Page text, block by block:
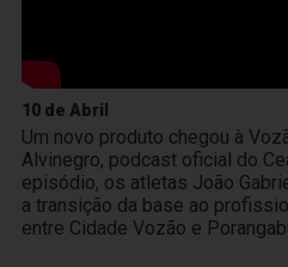
10 de Abril
Um novo produto chegou à
Alvinegro, podcast oficial do
episódio, os atletas João
a transição da base ao
entre Cidade Vozão e